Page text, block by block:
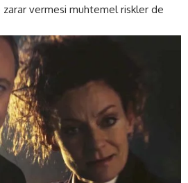
vermesi muhtemel riskler de